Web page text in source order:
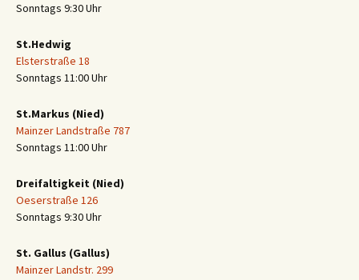
Sonntags 9:30 Uhr
St.Hedwig
Elsterstraße 18
Sonntags 11:00 Uhr
St.Markus (Nied)
Mainzer Landstraße 787
Sonntags 11:00 Uhr
Dreifaltigkeit (Nied)
Oeserstraße 126
Sonntags 9:30 Uhr
St. Gallus (Gallus)
Mainzer Landstr. 299